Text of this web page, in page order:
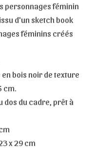
personnages féminin
d'un sketch book
féminins créés
bois noir de texture
cm.
dos du cadre, prêt à
x 29 cm